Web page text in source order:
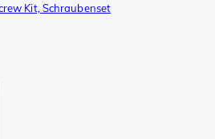
Kit, Schraubenset